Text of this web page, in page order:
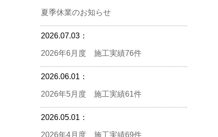
夏季休業のお知らせ
2026.07.03：
2026年6月度 施工実績76件
2026.06.01：
2026年5月度 施工実績61件
2026.05.01：
2026年4月度 施工実績69件